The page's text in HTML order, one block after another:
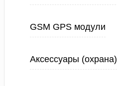
GSM GPS модули
Аксессуары (охрана)